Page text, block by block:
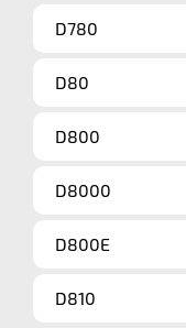
D780
D80
D800
D8000
D800E
D810